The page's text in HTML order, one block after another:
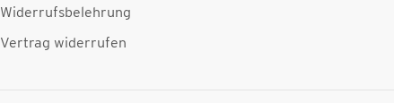
Widerrufsbelehrung
Vertrag widerrufen